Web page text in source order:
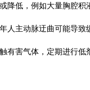
降低，例如大量胸腔积
人主动脉迂曲可能导致
有害气体，定期进行低